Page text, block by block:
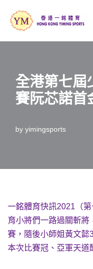
Skip
to
全港第七屆
賽阮芯諾首
by yimingsports
一銘體育快訊2021（
育小將們一路過關斬將
賽，隨後小師姐黃文懿
本次比賽冠、亞軍天道